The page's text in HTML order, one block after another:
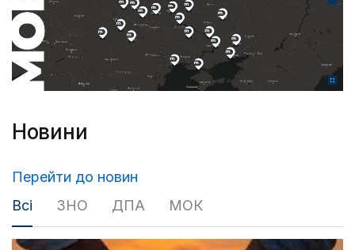
Новини
Всі ЗНО ДПА МОК
Перейти до новин